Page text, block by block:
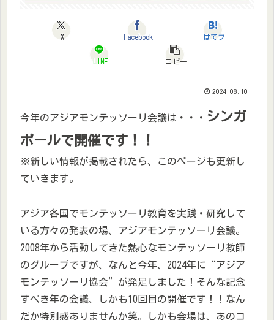
X Facebook はてブ
LINE コピー
2024.08.10
今年のアジアモンテッソーリ会議は・・・ シンガ
ポールで開催です！！
※新しい情報が掲載されたら、このページも更新し
ていきます。
アジア各国でモンテッソーリ教育を実践・研究して
いる方々の発表の場、アジアモンテッソーリ会議。
2008年から活動してきた熱心なモンテッソーリ教師
のグループですが、なんと今年、2024年に“アジア
モンテッソーリ協会”が発足しました！そんな記念
すべき年の会議、しかも10回目の開催です！！なん
だか特別感ありませんか笑。しかも会場は、あのコ